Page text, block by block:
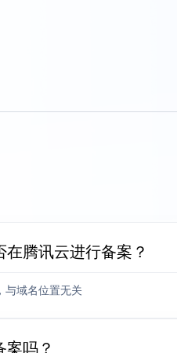
腾讯云进行备案？
与域名位置无关
案吗？